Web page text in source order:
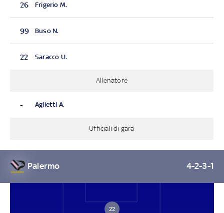
26 Frigerio M.
99 Buso N.
22 Saracco U.
Allenatore
- Aglietti A.
Ufficiali di gara
Palermo 4-2-3-1
22